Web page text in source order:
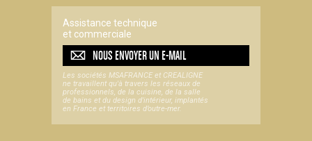
Assistance technique
et commerciale
NOUS ENVOYER UNE-MAIL
Les sociétés MSAFRANCE et CREALIGNE
ne travaillent qu'à travers les réseaux de
professionnels, de la cuisine, de la salle
de bains et du design d'intérieur, implantés
en France et territoires d’outre-mer.